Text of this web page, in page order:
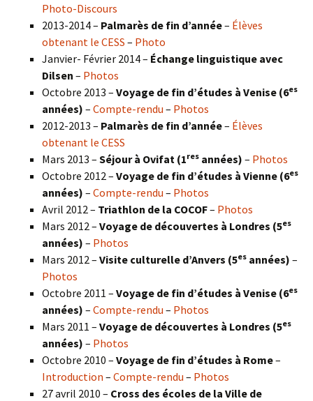
Photo-Discours
2013-2014 – Palmarès de fin d’année– Élèves
obtenant le CESS – Photo
Janvier- Février 2014 – Échange linguistique avec
Dilsen – Photos
Octobre 2013 – Voyage de fin d’études à Venise (6es
années) – Compte-rendu – Photos
2012-2013 – Palmarès de fin d’année– Élèves
obtenant le CESS
Mars 2013 – Séjour à Ovifat (1res années) – Photos
Octobre 2012 – Voyage de fin d’études à Vienne (6es
années) – Compte-rendu – Photos
Avril 2012 – Triathlon de la COCOF– Photos
Mars 2012 – Voyage de découvertes à Londres (5es
années) – Photos
Mars 2012 – Visite culturelle d’Anvers (5es années) –
Photos
Octobre 2011 – Voyage de fin d’études à Venise (6es
années) – Compte-rendu – Photos
Mars 2011 – Voyage de découvertes à Londres (5es
années) – Photos
Octobre 2010 – Voyage de fin d’études à Rome–
Introduction – Compte-rendu – Photos
27 avril 2010 – Cross des écoles de la Ville de